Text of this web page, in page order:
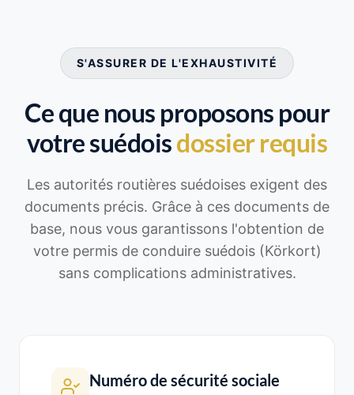
S'ASSURER DE L'EXHAUSTIVITÉ
Ce que nous proposons pour
votre suédoisdossier requis
Les autorités routières suédoises exigent des
documents précis. Grâce à ces documents de
base, nous vous garantissons l'obtention de
votre permis de conduire suédois (Körkort)
sans complications administratives.
Numéro de sécurité sociale